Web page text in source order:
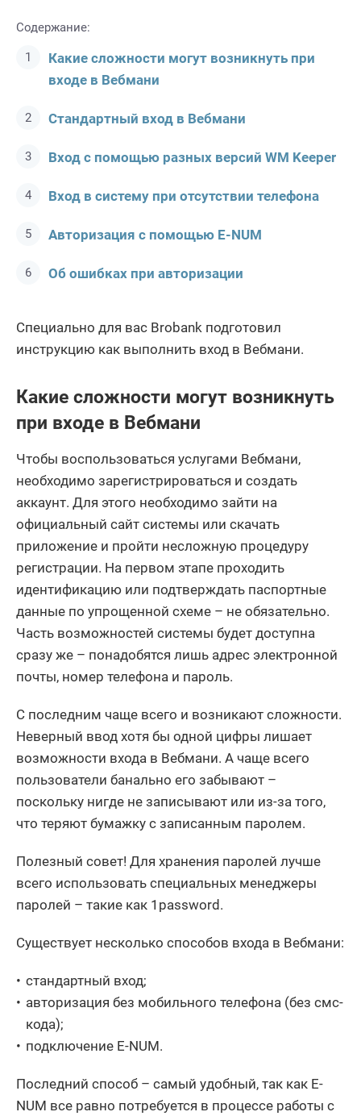
Содержание:
Какие сложности могут возникнуть при
входе в Вебмани
Стандартный вход в Вебмани
Вход с помощью разных версий WM Keeper
Вход в систему при отсутствии телефона
Авторизация с помощью E-NUM
Об ошибках при авторизации
Специально для вас Brobank подготовил
инструкцию как выполнить вход в Вебмани.
Какие сложности могут возникнуть
при входе в Вебмани
Чтобы воспользоваться услугами Вебмани,
необходимо зарегистрироваться и создать
аккаунт. Для этого необходимо зайти на
официальный сайт системы или скачать
приложение и пройти несложную процедуру
регистрации. На первом этапе проходить
идентификацию или подтверждать паспортные
данные по упрощенной схеме – не обязательно.
Часть возможностей системы будет доступна
сразу же – понадобятся лишь адрес электронной
почты, номер телефона и пароль.
С последним чаще всего и возникают сложности.
Неверный ввод хотя бы одной цифры лишает
возможности входа в Вебмани. А чаще всего
пользователи банально его забывают –
поскольку нигде не записывают или из-за того,
что теряют бумажку с записанным паролем.
Полезный совет! Для хранения паролей лучше
всего использовать специальных менеджеры
паролей – такие как 1password.
Существует несколько способов входа в Вебмани:
стандартный вход;
авторизация без мобильного телефона (без смс-
кода);
подключение E-NUM.
Последний способ – самый удобный, так как E-
NUM все равно потребуется в процессе работы с